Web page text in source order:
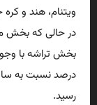
ویتنام، هند و
در حالی که بخش
رسید.